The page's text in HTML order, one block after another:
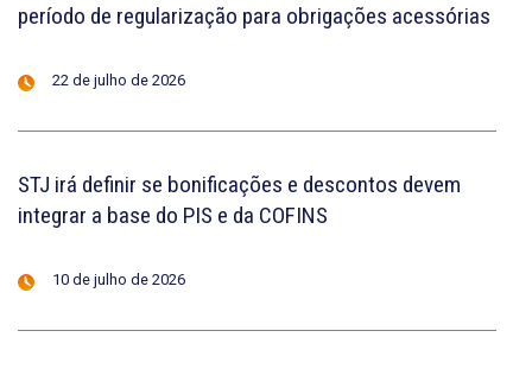
período de regularização para obrigações acessórias
22 de julho de 2026
STJ irá definir se bonificações e descontos devem
integrar a base do PIS e da COFINS
10 de julho de 2026